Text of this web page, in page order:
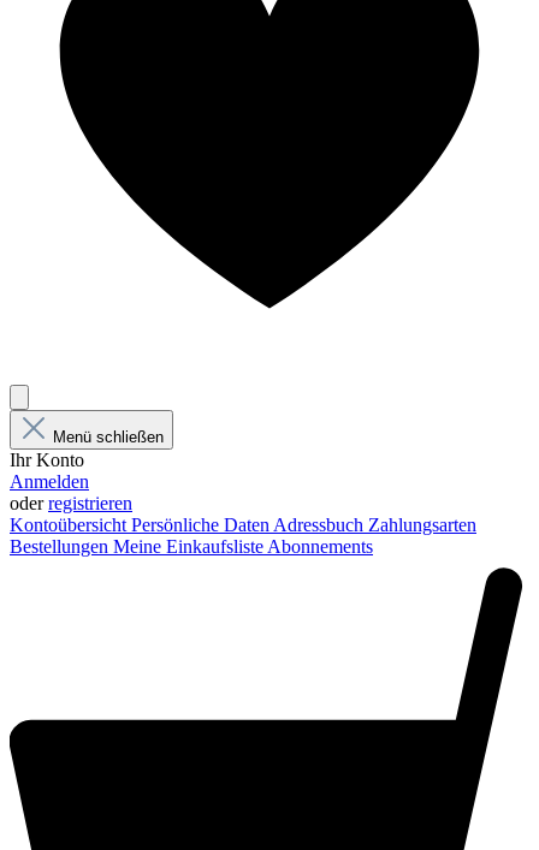
Menü schließen
Ihr Konto
Anmelden
oderregistrieren
Kontoübersicht Persönliche Daten Adressbuch Zahlungsarten
Bestellungen Meine Einkaufsliste Abonnements